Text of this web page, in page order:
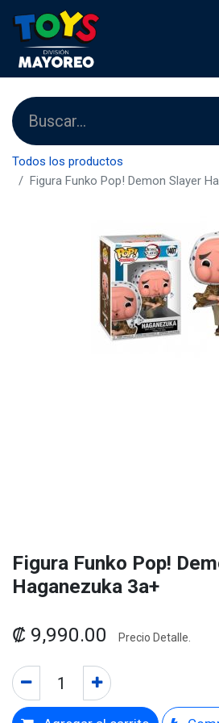
Todos los productos
Figura Funko Pop! Demon Slayer
Figura Funko Pop!
Haganezuka 3a+
₡ 9,990.00 Precio Detalle.